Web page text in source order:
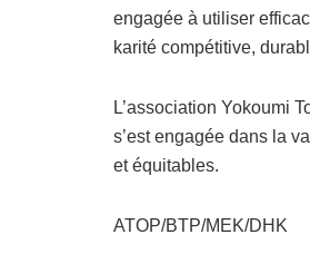
engagée à utiliser
karité compétitive,
L’association Yokoumi
s’est engagée dans la
et équitables.
ATOP/BTP/MEK/DHK